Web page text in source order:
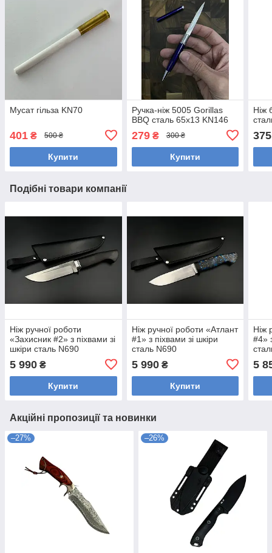
Мусат гільза KN70
401 ₴ 500 ₴
Купити
Ручка-ніж 5005 Gorillas
BBQ сталь 65х13 KN146
279₴ 300 ₴
Купити
Ніж
375
Подібні товари компанії
Ніж ручної роботи
«Захисник #2» з піхвами зі
шкіри сталь N690
5 990 ₴
Купити
Ніж ручної роботи «Атлант
#1» з піхвами зі шкіри
сталь N690
5 990₴
Купити
Ніж
#4»
5
Акційні пропозиції та новинки
–27% –26%